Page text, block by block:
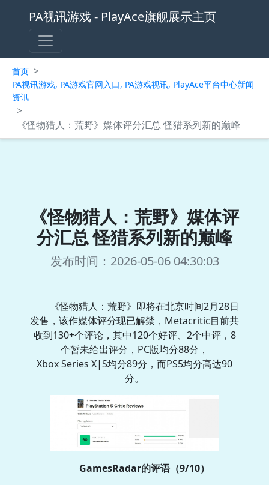
PA视讯游戏 - PlayAce旗舰展示主页
首页 >
PA视讯游戏, PA游戏官网入口, PA游戏视讯, PlayAce平台中心新闻
资讯
>
《怪物猎人：荒野》媒体评分汇总 怪猎系列新的巅峰
《怪物猎人：荒野》媒体评
分汇总 怪猎系列新的巅峰
发布时间：2026-05-06 04:30:03
《怪物猎人：荒野》即将在北京时间2月28日
发售，该作媒体评分现已解禁，Metacritic目前共
收到130+个评论，其中120个好评、2个中评，8
个暂未给出评分，PC版均分88分，
Xbox Series X|S均分89分，而PS5均分高达90
分。
GamesRadar的评语（9/10）